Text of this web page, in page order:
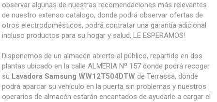
observar algunas de nuestras recomendaciones más relevantes
de nuestro extenso catalogo, donde podrá observar ofertas de
otros electrodomésticos, podrá contratar una garantía adicional
incluso productos para su hogar y salud, LE ESPERAMOS!
Disponemos de un almacén abierto al público, repartido en dos
plantas ubicado en la calle ALMERIA Nº 157 donde podrá recoger
su Lavadora Samsung WW12T504DTW de Terrassa, donde
podrá aparcar su vehículo en la puerta sin problemas y nuestros
operarios de almacén estarán encantados de ayudarle a cargar el